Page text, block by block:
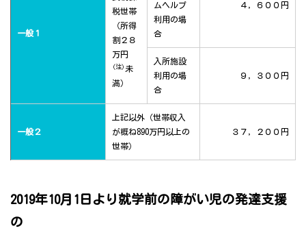
一般１
税世帯
（所得
割２８
万円
(注) 未
満）
ムヘルプ
利用の場
合
４，６００円
入所施設
利用の場
合
９，３００円
一般２
上記以外（世帯収入
が概ね890万円以上の
世帯）
３７，２００円
2019年10月1日より就学前の障がい児の発達支援
の